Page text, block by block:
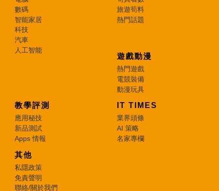
數碼
智能家居
科技
汽車
人工智能
旅遊筍料
熱門話題
遊戲動漫
熱門遊戲
電競裝備
動漫玩具
教學評測
應用秘技
新品測試
Apps 情報
IT TIMES
業界頭條
AI 策略
名家專欄
其他
私隱政策
免責聲明
聯絡/關於我們